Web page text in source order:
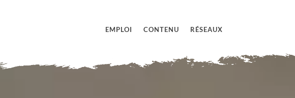
EMPLOI CONTENU RÉSEAUX